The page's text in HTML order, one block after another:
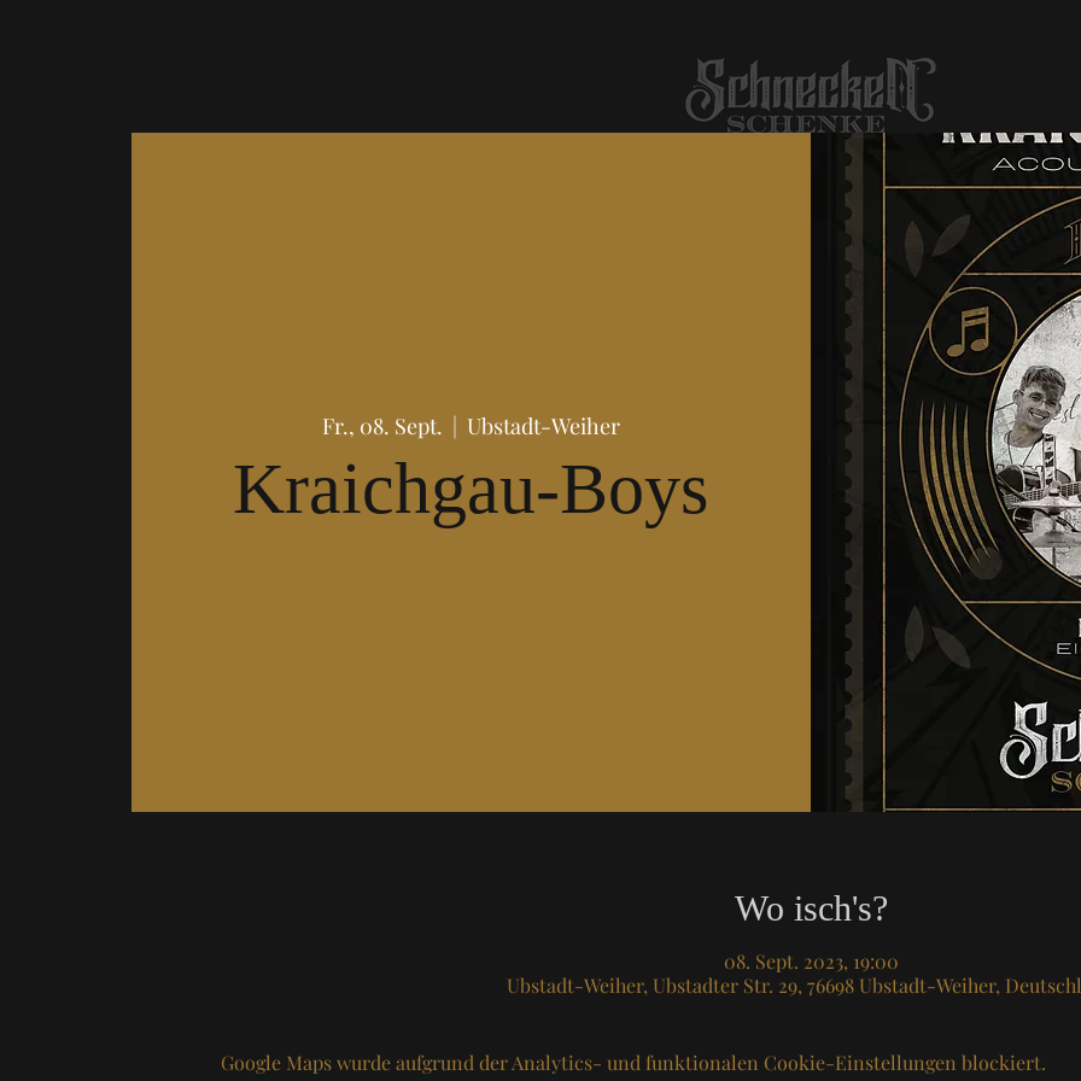
Fr., 08. Sept.
  |
Ubstadt-Weiher
Kraichgau-Boys
Wo isch's?
08. Sept. 2023, 19:00
Ubstadt-Weiher, Ubstadter Str. 29, 76698 Ubstadt-Weiher,
Google Maps wurde aufgrund der Analytics- und funktionalen Cookie-Einstellungen blockiert.